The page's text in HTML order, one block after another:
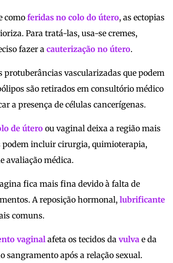
como feridas no colo do útero, as ectopias
Para tratá-las, usa-se cremes,
fazer a cauterização no útero.
protuberâncias vascularizadas que podem
são retirados em consultório médico
a presença de células cancerígenas.
de útero ou vaginal deixa a região mais
podem incluir cirurgia, quimioterapia,
avaliação médica.
fica mais fina devido à falta de
A reposição hormonal, lubrificante
comuns.
vaginal afeta os tecidos da vulva e da
sangramento após a relação sexual.